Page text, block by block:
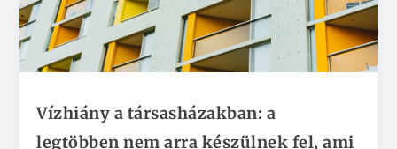
Vízhiány a társasházakban: a
legtöbben nem arra készülnek fel, ami